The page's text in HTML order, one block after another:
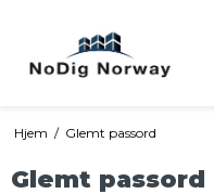
Hjem / Glemt passord
Glemt passord